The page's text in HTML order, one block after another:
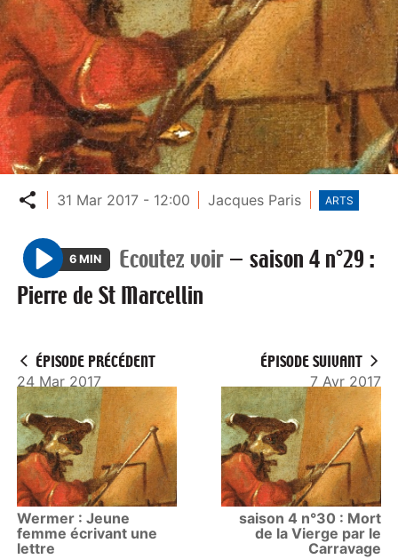
Partager
31 Mar 2017 - 12:00 Jacques Paris ARTS
P
l
6 MIN Ecoutez voir— saison 4 n°29 :
Pierre de St Marcellin
ÉPISODE PRÉCÉDENT
24 Mar 2017
Wermer : Jeune
femme écrivant une
lettre
ÉPISODE SUIVANT
7 Avr 2017
saison 4 n°30 : Mort
de la Vierge par le
Carravage